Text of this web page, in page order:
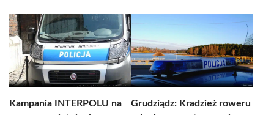
Kampania INTERPOLU na
Grudziądz: Kradzież roweru